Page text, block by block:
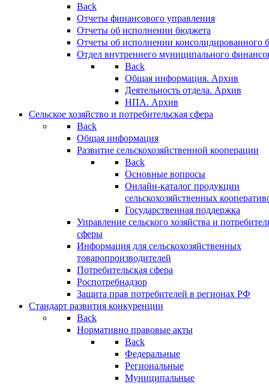
Back
Отчеты финансового управления
Отчеты об исполнении бюджета
Отчеты об исполнении консолидированного
Отдел внутреннего муниципального
Back
Общая информация. Архив
Деятельность отдела. Архив
НПА. Архив
Сельское хозяйство и потребительская сфера
Back
Общая информация
Развитие сельскохозяйственной кооперации
Back
Основные вопросы
Онлайн-каталог продукции
сельскохозяйственных
Государственная поддержка
Управление сельского хозяйства и
сферы
Информация для сельскохозяйственных
товаропроизводителей
Потребительская сфера
Роспотребнадзор
Защита прав потребителей в регионах РФ
Стандарт развития конкуренции
Back
Нормативно правовые акты
Back
Федеральные
Региональные
Муниципальные